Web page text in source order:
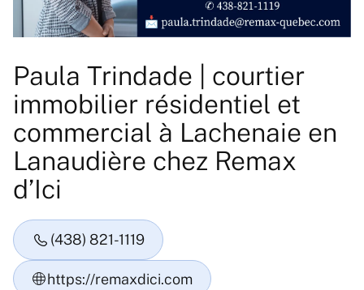
Paula Trindade | courtier
immobilier résidentiel et
commercial à Lachenaie en
Lanaudière chez Remax
d’Ici